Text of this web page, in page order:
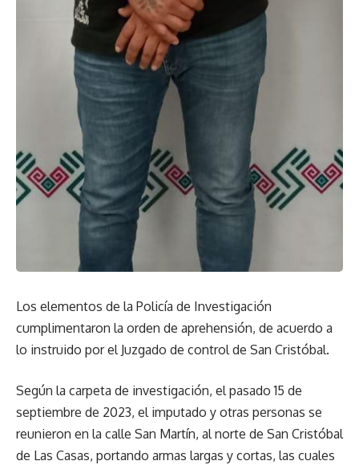
Los elementos de la Policía de Investigación
cumplimentaron la orden de aprehensión, de acuerdo a
lo instruido por el Juzgado de control de San Cristóbal.
Según la carpeta de investigación, el pasado 15 de
septiembre de 2023, el imputado y otras personas se
reunieron en la calle San Martín, al norte de San Cristóbal
de Las Casas, portando armas largas y cortas, las cuales